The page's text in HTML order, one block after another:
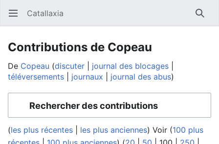
Ouvrir le menu principal Catallaxia
Contributions de Copeau
De Copeau discuter
journal des blocages
téléversements
journaux journal des abus
Rechercher des contributions
(les plus récentes les plus anciennes) Voir (100 plus